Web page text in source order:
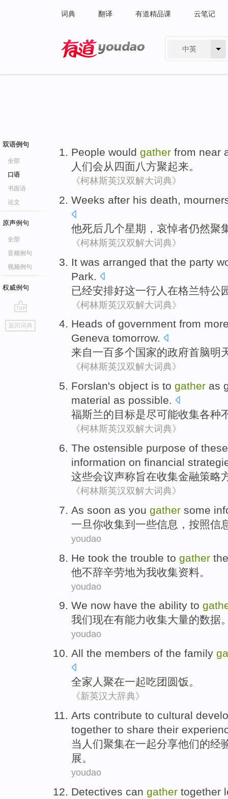
词典 翻译 有道精品课 云笔记
中英
双语例句
全部
口语
书面语
论文
原声例句
全部
音频例句
视频例句
权威例句
go
top
返回词典
People would gather from near
人们会从 四面八方聚起来。
《柯林斯英汉双解大词典》
Weeks after his death,
他死后几个星期 ， 哀悼者仍然聚
《柯林斯英汉双解大词典》
It was arranged that the party
Park
已经安排好这一行 人 在格兰特公
《柯林斯英汉双解大词典》
Heads of government from
Geneva tomorrow.
来自一百多个国家的政府首脑明
《柯林斯英汉双解大词典》
Forslan's object is to gather as
material as possible.
福斯兰的目标是尽可能收集各种
《柯林斯英汉双解大词典》
The ostensible purpose of these
information on financial
这些会议声称旨在收集金融策略
《柯林斯英汉双解大词典》
As soon as you gather some
一旦 你收集到 一些信息 ， 按照信
youdao
He took the trouble to gather
他不辞辛劳地为我收集资料。
youdao
We now have the ability to
我们现在有能力收集大量的数据
youdao
All the members of the family
全家人 聚在一起吃团圆饭。
《新英汉大辞典》
Arts contribute to cultural
together to share their
当 人们聚集在一起分享他们的经
展。
youdao
Detectives can gather together